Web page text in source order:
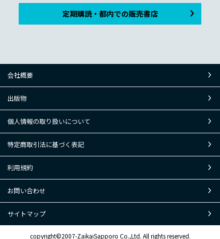
定期購読・都内での販売書店
会社概要
出版物
個人情報の取り扱いについて
特定商取引法に基づく表記
利用規約
お問い合わせ
サイトマップ
copyright©2007-ZaikaiSapporo Co.,Ltd. All rights reserved.